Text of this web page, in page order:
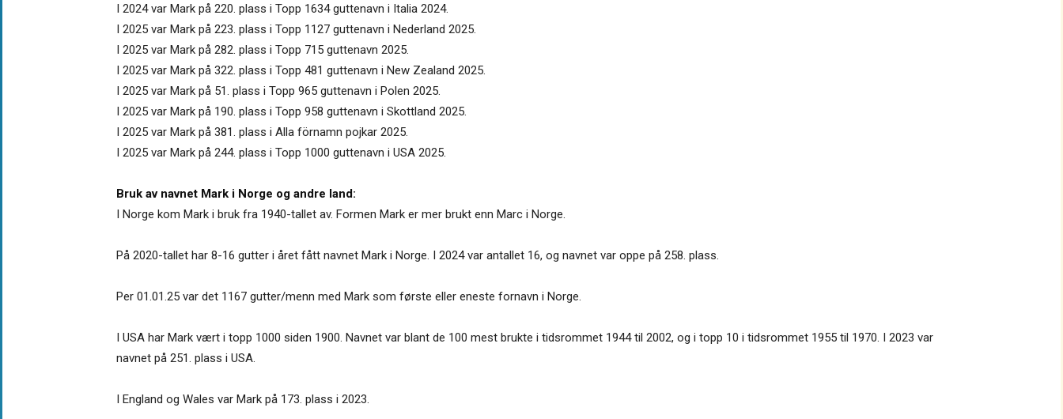
I 2024 var Mark på 220. plass i Topp 1634 guttenavn i Italia 2024.
I 2025 var Mark på 223. plass i Topp 1127 guttenavn i Nederland 2025.
I 2025 var Mark på 282. plass i Topp 715 guttenavn 2025.
I 2025 var Mark på 322. plass i Topp 481 guttenavn i New Zealand 2025.
I 2025 var Mark på 51. plass i Topp 965 guttenavn i Polen 2025.
I 2025 var Mark på 190. plass i Topp 958 guttenavn i Skottland 2025.
I 2025 var Mark på 381. plass i Alla förnamn pojkar 2025.
I 2025 var Mark på 244. plass i Topp 1000 guttenavn i USA 2025.
Bruk av navnet Mark i Norge og andre land:
I Norge kom Mark i bruk fra 1940-tallet av. Formen Mark er mer brukt enn Marc i Norge.
På 2020-tallet har 8-16 gutter i året fått navnet Mark i Norge. I 2024 var antallet 16, og navnet var oppe på 258. plass.
Per 01.01.25 var det 1167 gutter/menn med Mark som første eller eneste fornavn i Norge.
I USA har Mark vært i topp 1000 siden 1900. Navnet var blant de 100 mest brukte i tidsrommet 1944 til 2002, og i topp 10 i tidsrommet 1955 til 1970. I 2023 var
navnet på 251. plass i USA.
I England og Wales var Mark på 173. plass i 2023.